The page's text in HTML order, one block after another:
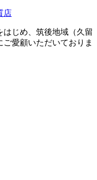
はじめ、筑後地域（久留
愛顧いただいておりま